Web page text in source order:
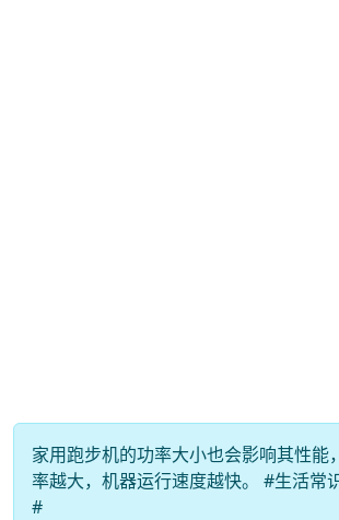
家用跑步机的功率大小也会影响其性能
率越大，机器运行速度越快。 #生活常
#